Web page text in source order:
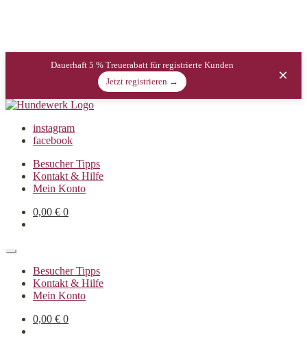
Dauerhaft 5 % Treuerabatt für registrierte Kunden
Jetzt registrieren →
×
instagram
facebook
Besucher Tipps
Kontakt & Hilfe
Mein Konto
0,00 € 0
Besucher Tipps
Kontakt & Hilfe
Mein Konto
0,00 € 0